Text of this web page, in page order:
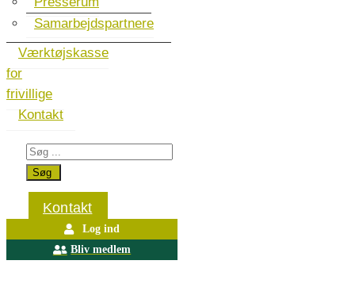
Samarbejdspartnere
Værktøjskasse
for
frivillige
Kontakt
Kontakt
Log ind
Bliv medlem